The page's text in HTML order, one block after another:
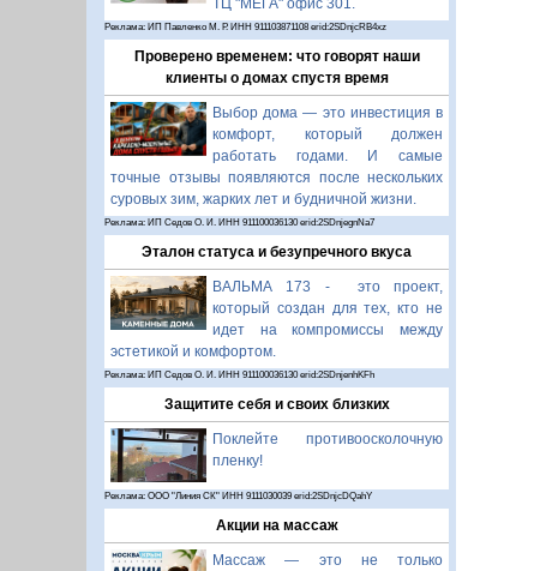
Реклама: ИП Павленко М. Р. ИНН 911103871108 erid:2SDnjcRB4xz
Проверено временем: что говорят наши
клиенты о домах спустя время
Выбор дома — это инвестиция в
комфорт, который должен
работать годами. И самые
точные отзывы появляются после нескольких
суровых зим, жарких лет и будничной жизни.
Реклама: ИП Седов О. И. ИНН 911100036130 erid:2SDnjegnNa7
Эталон статуса и безупречного вкуса
ВАЛЬМА 173 - это проект,
который создан для тех, кто не
идет на компромиссы между
эстетикой и комфортом.
Реклама: ИП Седов О. И. ИНН 911100036130 erid:2SDnjenhKFh
Защитите себя и своих близких
Поклейте противоосколочную
пленку!
Реклама: ООО "Линия СК" ИНН 9111030039 erid:2SDnjcDQahY
Акции на массаж
Массаж — это не только